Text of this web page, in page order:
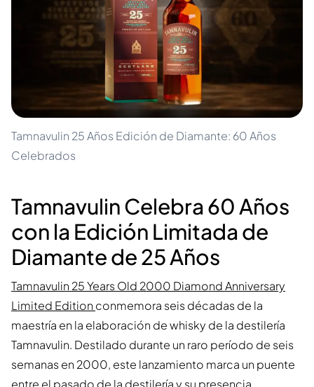
Tamnavulin 25 Años Edición de Diamante: 60 Años
Celebrados
Tamnavulin Celebra 60 Años
con la Edición Limitada de
Diamante de 25 Años
Tamnavulin 25 Years Old 2000 Diamond Anniversary
Limited Edition conmemora seis décadas de la
maestría en la elaboración de whisky de la destilería
Tamnavulin. Destilado durante un raro período de seis
semanas en 2000, este lanzamiento marca un puente
entre el pasado de la destilería y su presencia